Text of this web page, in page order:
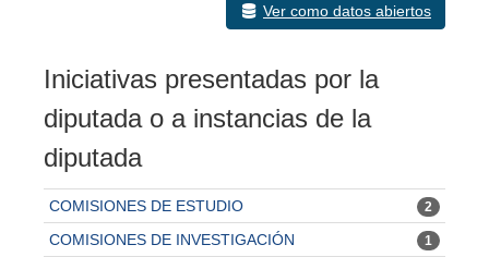
Ver como datos abiertos
Iniciativas presentadas por la
diputada o a instancias de la
diputada
COMISIONES DE ESTUDIO 2
COMISIONES DE INVESTIGACIÓN 1